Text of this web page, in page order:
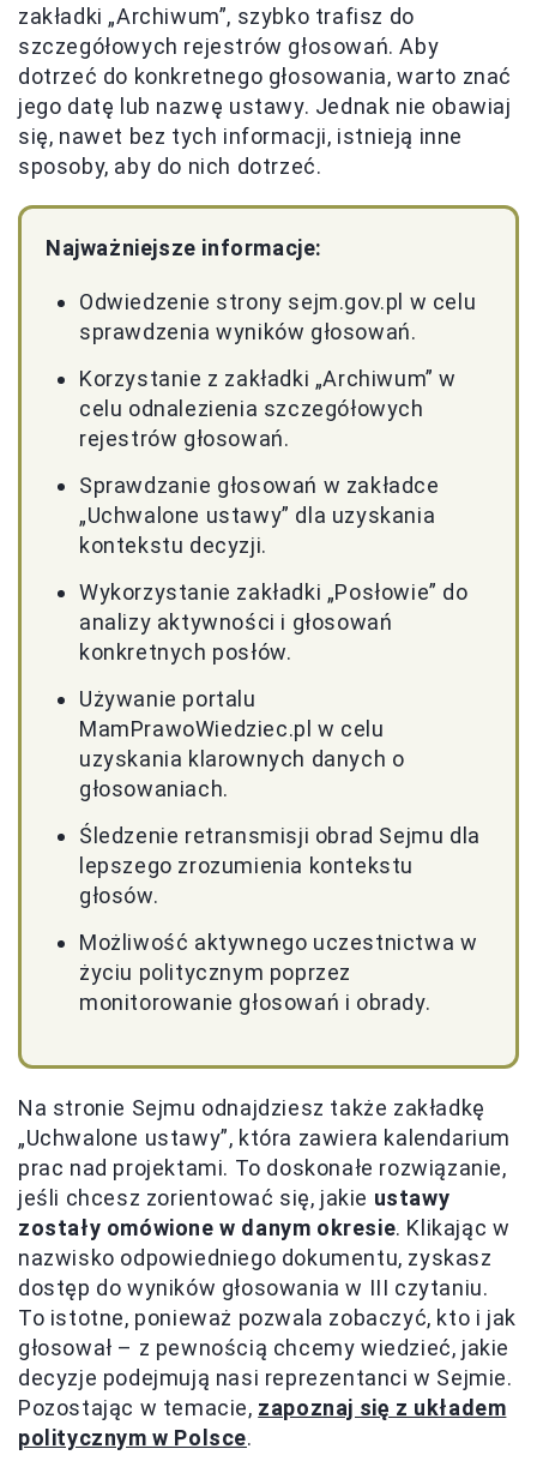
zakładki „Archiwum”, szybko trafisz do
szczegółowych rejestrów głosowań. Aby
dotrzeć do konkretnego głosowania, warto znać
jego datę lub nazwę ustawy. Jednak nie obawiaj
się, nawet bez tych informacji, istnieją inne
sposoby, aby do nich dotrzeć.
Najważniejsze informacje:
Odwiedzenie strony sejm.gov.pl w celu
sprawdzenia wyników głosowań.
Korzystanie z zakładki „Archiwum” w
celu odnalezienia szczegółowych
rejestrów głosowań.
Sprawdzanie głosowań w zakładce
„Uchwalone ustawy” dla uzyskania
kontekstu decyzji.
Wykorzystanie zakładki „Posłowie” do
analizy aktywności i głosowań
konkretnych posłów.
Używanie portalu
MamPrawoWiedziec.pl w celu
uzyskania klarownych danych o
głosowaniach.
Śledzenie retransmisji obrad Sejmu dla
lepszego zrozumienia kontekstu
głosów.
Możliwość aktywnego uczestnictwa w
życiu politycznym poprzez
monitorowanie głosowań i obrady.
Na stronie Sejmu odnajdziesz także zakładkę
„Uchwalone ustawy”, która zawiera kalendarium
prac nad projektami. To doskonałe rozwiązanie,
jeśli chcesz zorientować się, jakie ustawy
zostały omówione w danym okresie. Klikając w
nazwisko odpowiedniego dokumentu, zyskasz
dostęp do wyników głosowania w III czytaniu.
To istotne, ponieważ pozwala zobaczyć, kto i jak
głosował – z pewnością chcemy wiedzieć, jakie
decyzje podejmują nasi reprezentanci w Sejmie.
Pozostając w temacie, zapoznaj się z układem
politycznym w Polsce.